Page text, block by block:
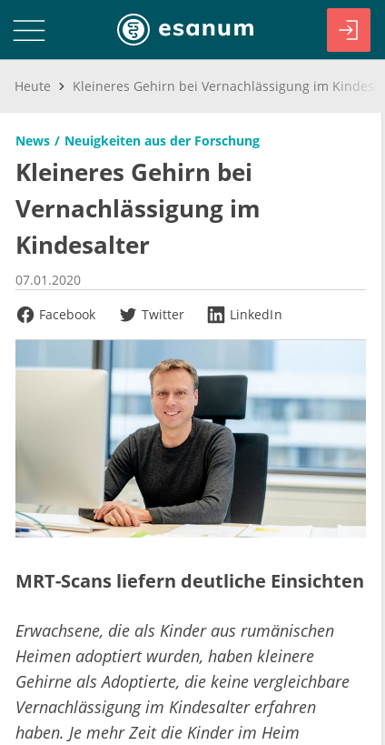
Heute
News Neuigkeiten aus der Forschung
Kleineres Gehirn bei
Vernachlässigung im
Kindesalter
07.01.2020
Facebook
Twitter LinkedIn
MRT-Scans liefern deutliche Einsichten
Erwachsene, die als Kinder aus rumänischen
Heimen adoptiert wurden, haben kleinere
Gehirne als Adoptierte, die keine vergleichbare
Vernachlässigung im Kindesalter erfahren
haben. Je mehr Zeit die Kinder im Heim